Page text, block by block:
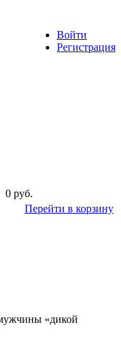
Войти
Регистрация
0 руб.
Перейти в корзину